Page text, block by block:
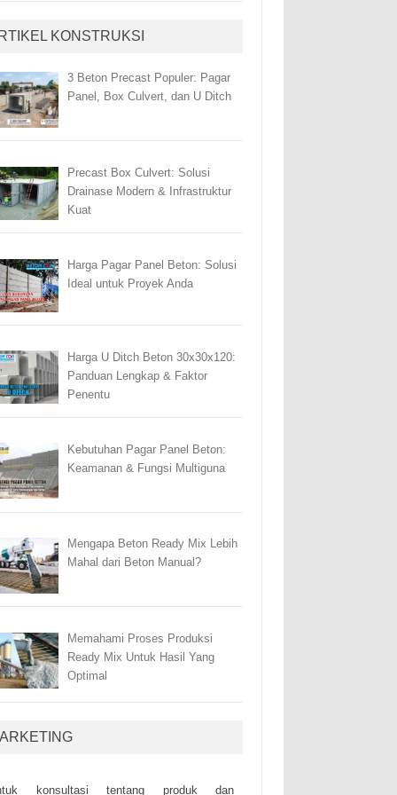
KONSTRUKSI
3 Beton Precast Populer: Pagar
Panel, Box Culvert, dan U Ditch
Precast Box Culvert: Solusi
Drainase Modern & Infrastruktur
Kuat
Harga Pagar Panel Beton: Solusi
Ideal untuk Proyek Anda
Harga U Ditch Beton 30x30x120:
Panduan Lengkap & Faktor
Penentu
Kebutuhan Pagar Panel Beton:
Keamanan & Fungsi Multiguna
Mengapa Beton Ready Mix Lebih
Mahal dari Beton Manual?
Memahami Proses Produksi
Ready Mix Untuk Hasil Yang
Optimal
kоnsultаsі tеntаng рrоduk dаn